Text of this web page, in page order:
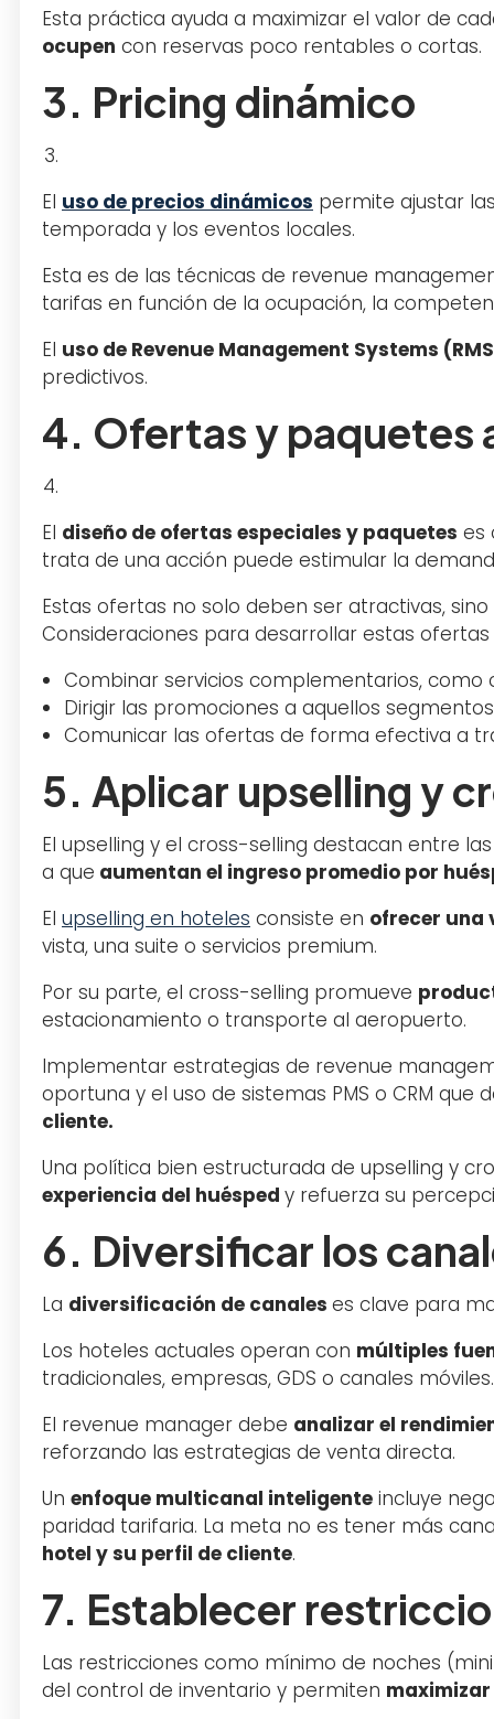
Esta práctica ayuda a maximizar el valor de
ocupen con reservas poco rentables o cortas.
3. Pricing dinámico
El uso de precios dinámicos permite ajustar
temporada y los eventos locales.
Esta es de las técnicas de revenue
tarifas en función de la ocupación, la
El uso de Revenue Management Systems
predictivos.
4. Ofertas y paquetes
El diseño de ofertas especiales y paquetes es
trata de una acción puede estimular la
Estas ofertas no solo deben ser atractivas,
Consideraciones para desarrollar estas ofertas
Combinar servicios complementarios, como
Dirigir las promociones a aquellos
Comunicar las ofertas de forma efectiva a
5. Aplicar upselling y
El upselling y el cross-selling destacan entre
a que aumentan el ingreso promedio por
El upselling en hoteles consiste en ofrecer una
vista, una suite o servicios premium.
Por su parte, el cross-selling promueve
estacionamiento o transporte al aeropuerto.
Implementar estrategias de revenue
oportuna y el uso de sistemas PMS o CRM que
cliente.
Una política bien estructurada de upselling y
experiencia del huésped y refuerza su
6. Diversificar los
La diversificación de canales es clave para
Los hoteles actuales operan con múltiples
tradicionales, empresas, GDS o canales
El revenue manager debe analizar el
reforzando las estrategias de venta directa.
Un enfoque multicanal inteligente incluye
paridad tarifaria. La meta no es tener más
hotel y su perfil de cliente.
7. Establecer
Las restricciones como mínimo de noches
del control de inventario y permiten